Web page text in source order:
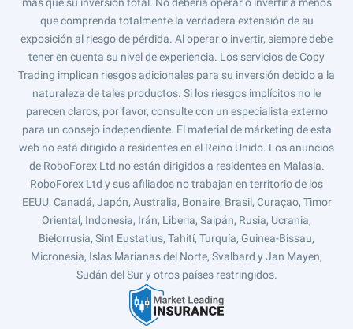
que comprenda totalmente la verdadera extensión de su
exposición al riesgo de pérdida. Al operar o invertir, siempre debe
tener en cuenta su nivel de experiencia. Los servicios de Copy
Trading implican riesgos adicionales para su inversión debido a la
naturaleza de tales productos. Si los riesgos implícitos no le
parecen claros, por favor, consulte con un especialista externo
para un consejo independiente. El material de márketing de esta
web no está dirigido a residentes en el Reino Unido. Los anuncios
de RoboForex Ltd no están dirigidos a residentes en Malasia.
RoboForex Ltd y sus afiliados no trabajan en territorio de los
EEUU, Canadá, Japón, Australia, Bonaire, Brasil, Curaçao, Timor
Oriental, Indonesia, Irán, Liberia, Saipán, Rusia, Ucrania,
Bielorrusia, Sint Eustatius, Tahití, Turquía, Guinea-Bissau,
Micronesia, Islas Marianas del Norte, Svalbard y Jan Mayen,
Sudán del Sur y otros países restringidos.